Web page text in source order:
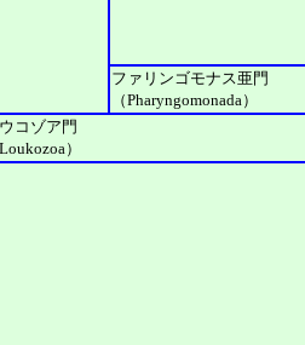
ファリンゴモナス亜門
（Pharyngomonada）
コゾア門
Loukozoa）